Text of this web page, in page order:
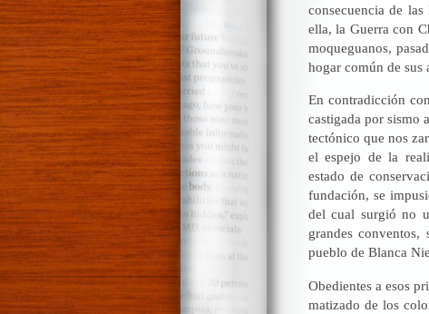
consecuencia de
ella, la Guerra con
moqueguanos,
hogar común de sus
En contradicción
castigada por sismo
tectónico que nos
el espejo de la
estado de
fundación, se
del cual surgió no
grandes
pueblo de Blanca
Obedientes a esos
matizado de los